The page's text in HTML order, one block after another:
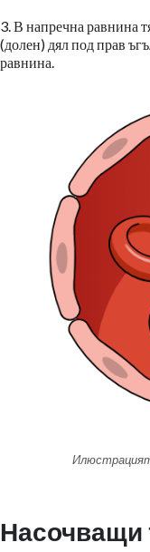
3. В напречна равнина
(долен) дял под прав
равнина.
Насочващи